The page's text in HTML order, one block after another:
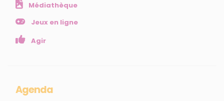
Médiathèque
Jeux en ligne
Agir
Agenda
NOS SERVICES
Presse
Mesures du réseau Sargasses